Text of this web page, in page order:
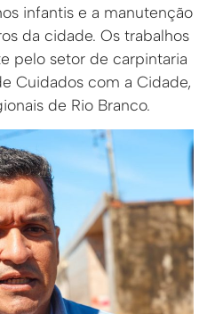
infantis e a manutenção
da cidade. Os trabalhos
pelo setor de carpintaria
Cuidados com a Cidade,
de Rio Branco.